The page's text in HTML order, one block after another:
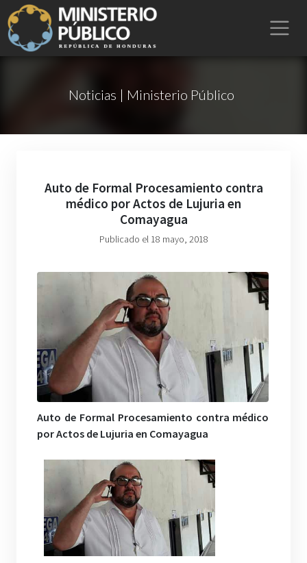
Noticias | Ministerio Público
Auto de Formal Procesamiento contra
médico por Actos de Lujuria en
Comayagua
Publicado el 18 mayo, 2018
Auto de Formal Procesamiento contra médico
por Actos de Lujuria en Comayagua